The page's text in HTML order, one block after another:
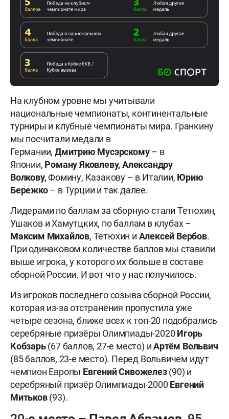
На клубном уровне мы учитывали
национальные чемпионаты, континентальные
турниры и клубные чемпионаты мира. Гранкину
мы посчитали медали в
Германии, Дмитрию Мусэрскому– в
Японии, РомануЯковлеву,Александру
Волкову,Фомину, Казакову – в Италии, Юрию
Бережко– в Турции и так далее.
Лидерами по баллам за сборную стали Тетюхин,
Ушаков и Хамутцких, по баллам в клубах –
Максим Михайлов, Тетюхин и Алексей Вербов.
При одинаковом количестве баллов мы ставили
выше игрока, у которого их больше в составе
сборной России. И вот что у нас получилось.
Из игроков последнего созыва сборной России,
которая из-за отстранения пропустила уже
четыре сезона, ближе всех к топ-20 подобрались
серебряные призёры Олимпиады-2020 Игорь
Кобзарь(67 баллов, 27-е место) иАртём Вольвич
(85 баллов, 23-е место). Перед Вольвичем идут
чемпион Европы Евгений Сивожелез(90) и
серебряный призёр Олимпиады-2000 Евгений
Митьков(93).